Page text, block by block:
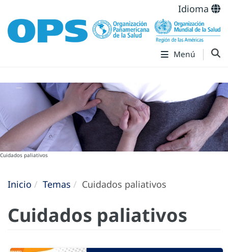
Idioma
Menú
Cuidados paliativos
Inicio Temas Cuidados paliativos
Cuidados paliativos